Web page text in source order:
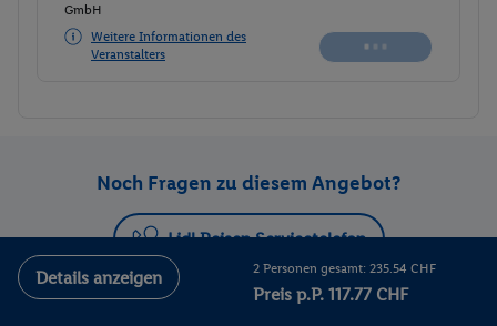
GmbH
Weitere Informationen des
Veranstalters
Noch Fragen zu diesem Angebot?
Lidl Reisen Servicetelefon
Details anzeigen
2 Personen gesamt: 235.54 CHF
Preis p.P. 117.77 CHF